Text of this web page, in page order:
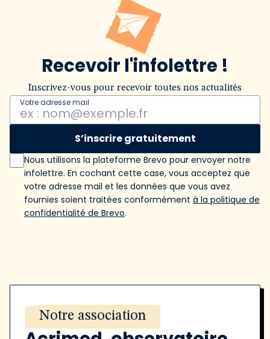
Recevoir l'infolettre !
Inscrivez-vous pour recevoir toutes nos actualités
Votre adresse mail
S’inscrire gratuitement
Nous utilisons la plateforme Brevo pour envoyer notre
infolettre. En cochant cette case, vous acceptez que
votre adresse mail et les données que vous avez
fournies soient traitées conformément à la politique de
confidentialité de Brevo.
Notre association